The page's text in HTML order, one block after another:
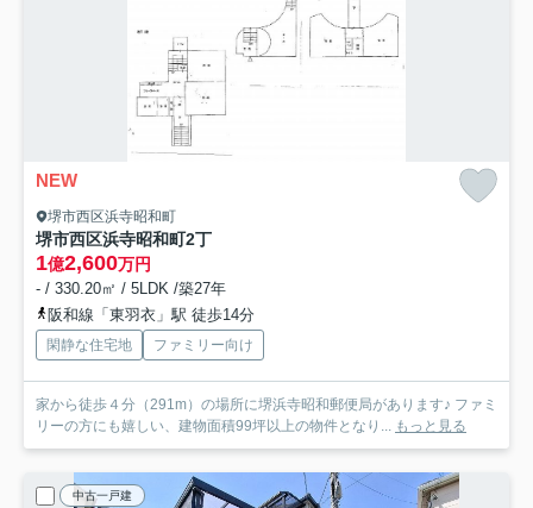
NEW
堺市西区浜寺昭和町
堺市西区浜寺昭和町2丁
1億2,600万円
- / 330.20㎡ / 5LDK /築27年
阪和線「東羽衣」駅 徒歩14分
閑静な住宅地 ファミリー向け
家から徒歩４分（291m）の場所に堺浜寺昭和郵便局があります♪ ファミ
リーの方にも嬉しい、建物面積99坪以上の物件となり... もっと見る
中古一戸建